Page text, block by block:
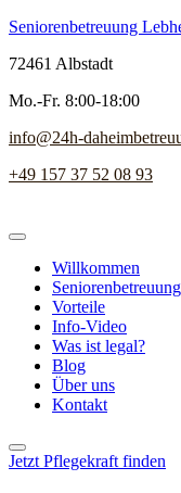
Seniorenbetreuung
72461 Albstadt
Mo.-Fr. 8:00-18:00
info@24h-
+49 157 37 52 08 93
Willkommen
Seniorenbetreuung
Vorteile
Info-Video
Was ist legal?
Blog
Über uns
Kontakt
Jetzt Pflegekraft finden